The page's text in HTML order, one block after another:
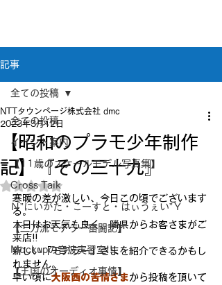
記事
全ての投稿
イベント案内
【11歳のスケールモデル写真集】
Cross Taik
Ｎ”にいがた・こーすと・はぃうぇい”Ｙ
【二刀流モデラー奮闘記】
Mockupの音波実習室!!
【王国のオーディオ事情】
全ての投稿
【昭和のプラモ少年制作
記】『その三十九』
NTTタウンページ株式会社 dmc
2023年3月12日
5つ星のうちNaNと評価されています。
寒暖の差が激しい、今日この頃でございます
る。
本日はお天気も良く、隣県からお客さまがご
来店!!
新しい「モデラー」さまを紹介できるかもし
れません。
早い頃に大阪西の苦情さまから投稿を頂いて